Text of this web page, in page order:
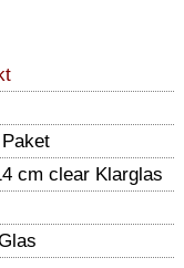
cm clear Klarglas